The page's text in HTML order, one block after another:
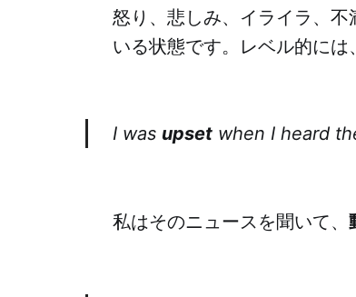
怒り、悲しみ、イライラ、
いる状態です。レベル的には
I was upset when I heard
私はそのニュースを聞いて、